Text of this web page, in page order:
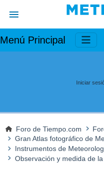
Menú Principal
Iniciar
Foro de Tiempo.com
Gran Atlas fotográfico de
Instrumentos de
Observación y medida de